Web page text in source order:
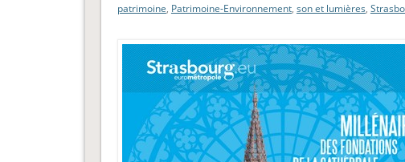
patrimoine, Patrimoine-Environnement, son et lumières,